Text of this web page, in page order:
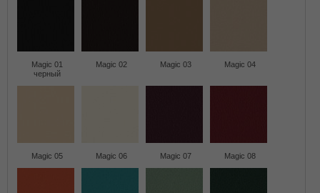
Magic 01
черный
Magic 02 Magic 03 Magic 04
Magic 05 Magic 06 Magic 07 Magic 08